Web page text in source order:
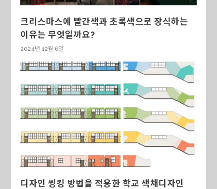
크리스마스에 빨간색과 초록색으로 장식하는
이유는 무엇일까요?
2024년 12월 6일
디자인 씽킹 방법을 적용한 학교 색채디자인